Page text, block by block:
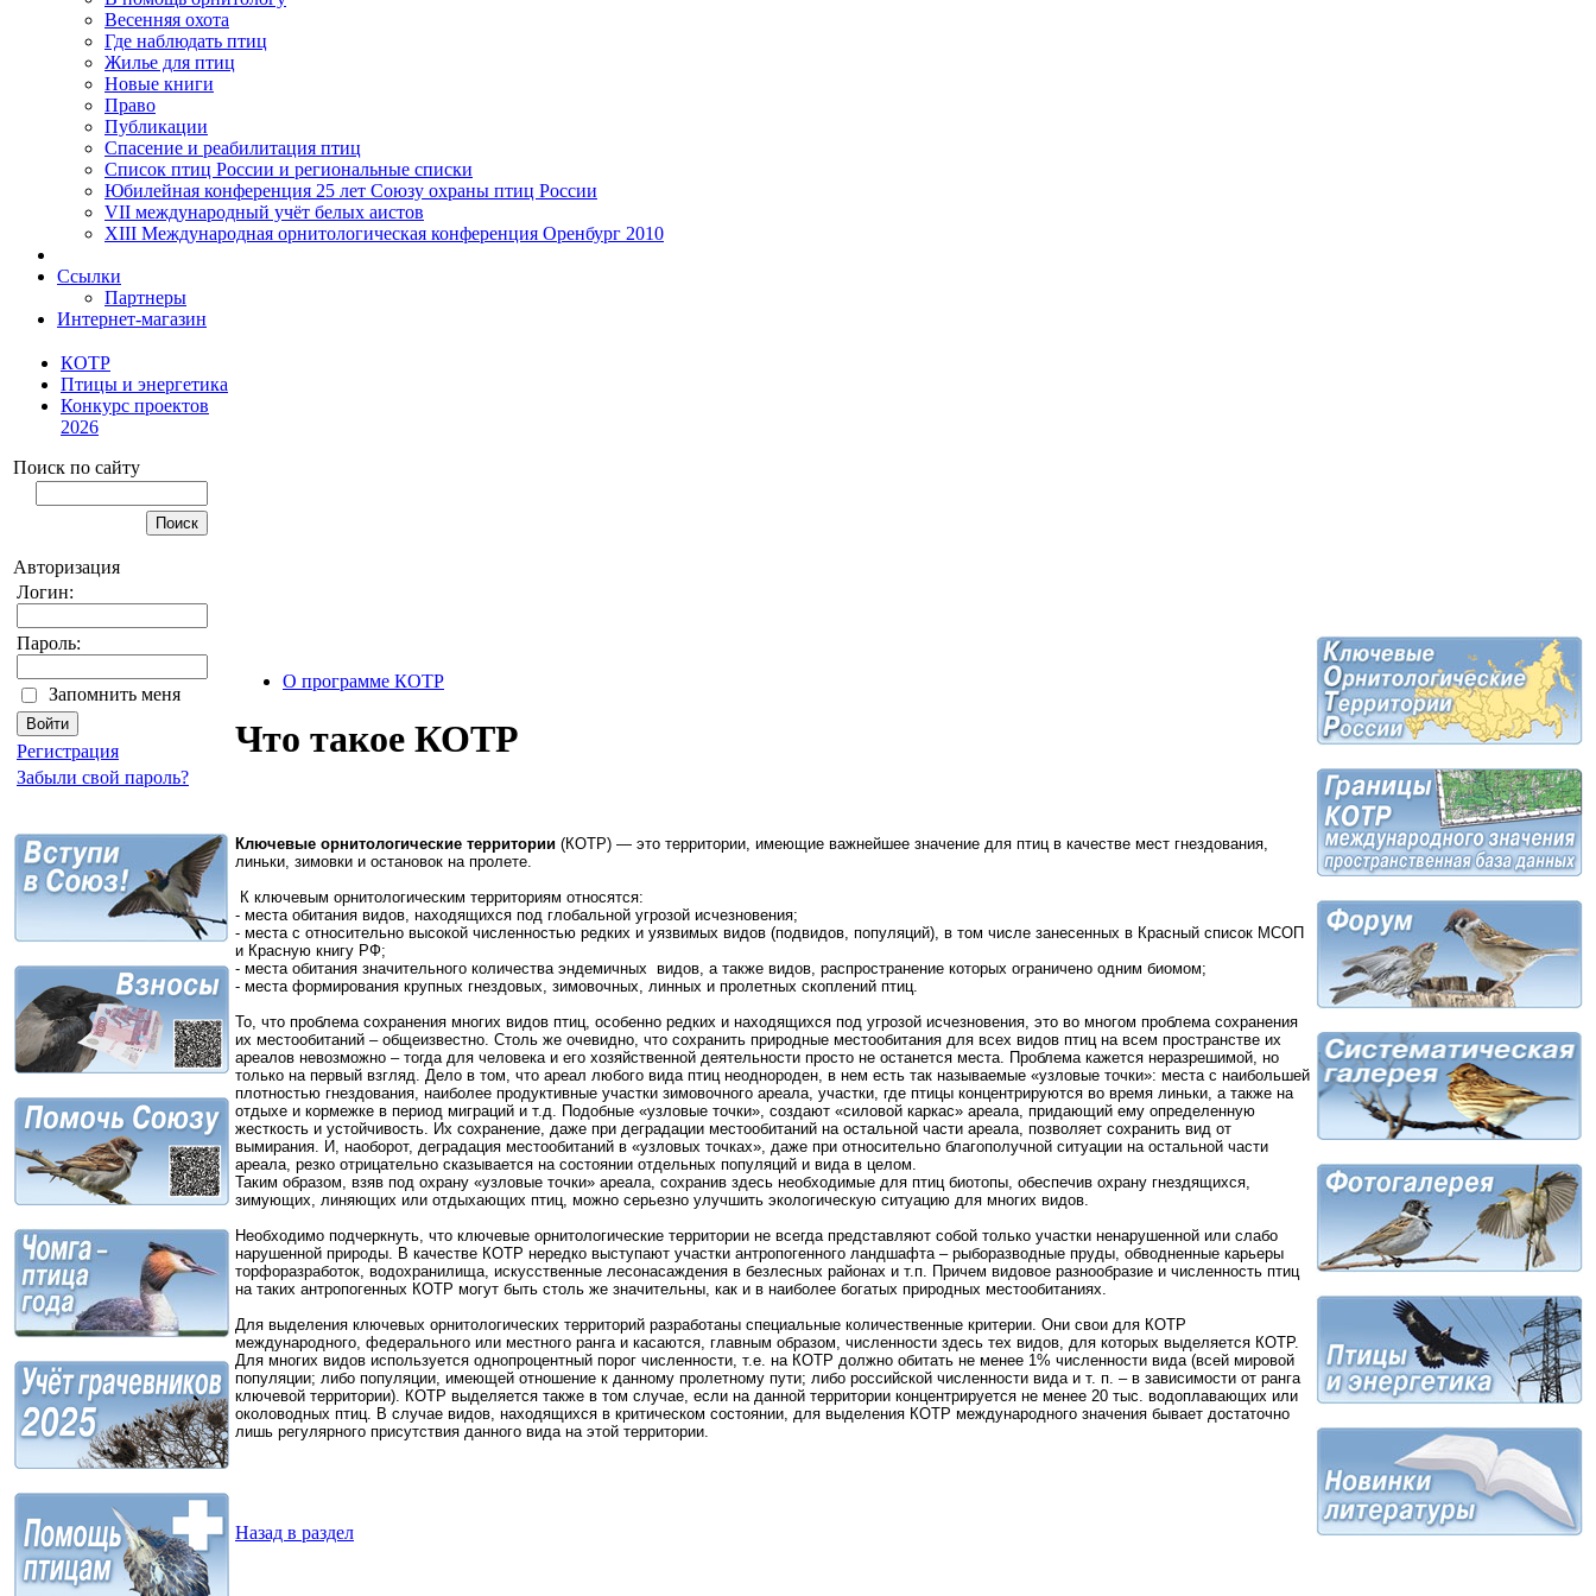
Весенняя охота
Где наблюдать птиц
Жилье для птиц
Новые книги
Право
Публикации
Спасение и реабилитация птиц
Список птиц России и региональные списки
Юбилейная конференция 25 лет Союзу охраны птиц России
VII международный учёт белых аистов
XIII Международная орнитологическая конференция Оренбург 2010
Ссылки
Партнеры
Интернет-магазин
КОТР
Птицы и энергетика
Конкурс проектов
2026
Поиск по сайту
Авторизация
Логин:
Пароль:
Запомнить меня
Регистрация
Забыли свой пароль?
О программе КОТР
Что такое КОТР
Ключевые орнитологические территории (КОТР) — это территории, имеющие важнейшее значение для птиц в качестве мест гнездования,
линьки, зимовки и остановок на пролете.
К ключевым орнитологическим территориям относятся:
- места обитания видов, находящихся под глобальной угрозой исчезновения;
- места с относительно высокой численностью редких и уязвимых видов (подвидов, популяций), в том числе занесенных в Красный список МСОП
и Красную книгу РФ;
- места обитания значительного количества эндемичных видов, а также видов, распространение которых ограничено одним биомом;
- места формирования крупных гнездовых, зимовочных, линных и пролетных скоплений птиц.
То, что проблема сохранения многих видов птиц, особенно редких и находящихся под угрозой исчезновения, это во многом проблема сохранения
их местообитаний – общеизвестно. Столь же очевидно, что сохранить природные местообитания для всех видов птиц на всем пространстве их
ареалов невозможно – тогда для человека и его хозяйственной деятельности просто не останется места. Проблема кажется неразрешимой, но
только на первый взгляд. Дело в том, что ареал любого вида птиц неоднороден, в нем есть так называемые «узловые точки»: места с наибольшей
плотностью гнездования, наиболее продуктивные участки зимовочного ареала, участки, где птицы концентрируются во время линьки, а также на
отдыхе и кормежке в период миграций и т.д. Подобные «узловые точки», создают «силовой каркас» ареала, придающий ему определенную
жесткость и устойчивость. Их сохранение, даже при деградации местообитаний на остальной части ареала, позволяет сохранить вид от
вымирания. И, наоборот, деградация местообитаний в «узловых точках», даже при относительно благополучной ситуации на остальной части
ареала, резко отрицательно сказывается на состоянии отдельных популяций и вида в целом.
Таким образом, взяв под охрану «узловые точки» ареала, сохранив здесь необходимые для птиц биотопы, обеспечив охрану гнездящихся,
зимующих, линяющих или отдыхающих птиц, можно серьезно улучшить экологическую ситуацию для многих видов.
Необходимо подчеркнуть, что ключевые орнитологические территории не всегда представляют собой только участки ненарушенной или слабо
нарушенной природы. В качестве КОТР нередко выступают участки антропогенного ландшафта – рыборазводные пруды, обводненные карьеры
торфоразработок, водохранилища, искусственные лесонасаждения в безлесных районах и т.п. Причем видовое разнообразие и численность птиц
на таких антропогенных КОТР могут быть столь же значительны, как и в наиболее богатых природных местообитаниях.
Для выделения ключевых орнитологических территорий разработаны специальные количественные критерии. Они свои для КОТР
международного, федерального или местного ранга и касаются, главным образом, численности здесь тех видов, для которых выделяется КОТР.
Для многих видов используется однопроцентный порог численности, т.е. на КОТР должно обитать не менее 1% численности вида (всей мировой
популяции; либо популяции, имеющей отношение к данному пролетному пути; либо российской численности вида и т. п. – в зависимости от ранга
ключевой территории). КОТР выделяется также в том случае, если на данной территории концентрируется не менее 20 тыс. водоплавающих или
околоводных птиц. В случае видов, находящихся в критическом состоянии, для выделения КОТР международного значения бывает достаточно
лишь регулярного присутствия данного вида на этой территории.
Назад в раздел